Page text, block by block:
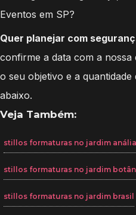
Eventos em SP?
Quer planejar com
confirme a data com a
o seu objetivo e a
abaixo.
Veja Também:
stillos formaturas no jardim
stillos formaturas no jardim
stillos formaturas no jardim brasil